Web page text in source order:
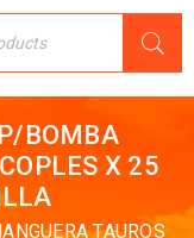
BOMBA
X 25
TAUROS